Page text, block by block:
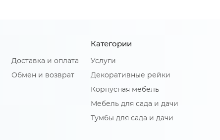
Доставка и оплата
Обмен и возврат
Категории
Услуги
Декоративные рейки
Корпусная мебель
Мебель для сада и дачи
Тумбы для сада и дачи